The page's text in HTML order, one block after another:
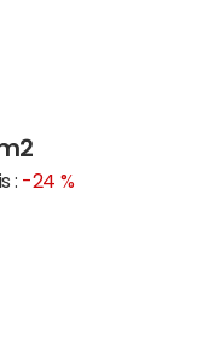
: -24 %